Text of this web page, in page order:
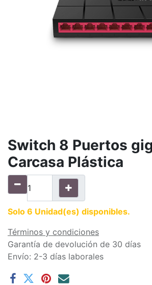
Switch 8 Puertos
Carcasa Plástica
Solo 6 Unidad(es) disponibles.
Términos y condiciones
Garantía de devolución de 30 días
Envío: 2-3 días laborales